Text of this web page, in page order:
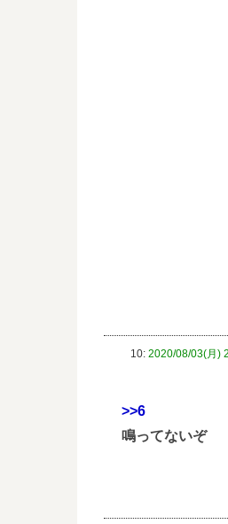
10: 2020/08/03(月)
>>6
鳴ってないぞ